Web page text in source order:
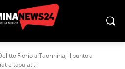
Florio a Taormina, il punto a
e tabulati...